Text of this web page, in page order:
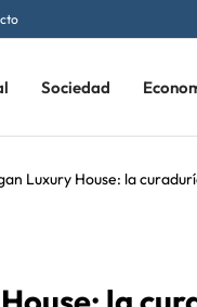
Sociedad
Luxury House: la